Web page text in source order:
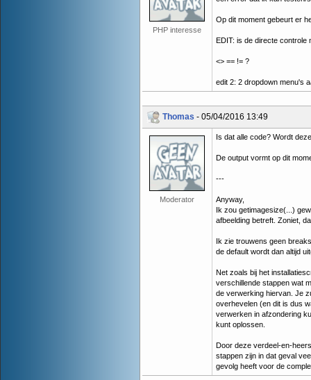
PHP interesse
Op dit moment gebeurt er
EDIT: is de directe controle
<> == != ?
edit 2: 2 dropdown menu's
Thomas - 05/04/2016 13:49
Moderator
Is dat alle code? Wordt
De output vormt op dit
---
Anyway,
Ik zou getimagesize(...)
afbeelding betreft. Zoniet,
Ik zie trouwens geen
de default wordt dan altijd
Net zoals bij het
verschillende stappen wat
de verwerking hiervan. Je
overhevelen (en dit is dus
verwerken in afzondering
kunt oplossen.
Door deze verdeel-en-
stappen zijn in dat geval
gevolg heeft voor de